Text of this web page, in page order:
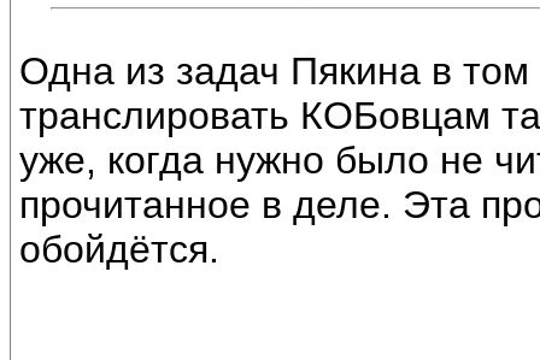
Одна из задач Пякина в том
транслировать КОБовцам
уже, когда нужно было не
прочитанное в деле. Эта
обойдётся.